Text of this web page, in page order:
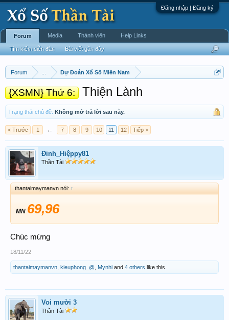
Đăng nhập | Đăng ký
Forum Dự Đoán Xổ Số Miền Nam
{XSMN} Thứ 6: Thiện Lành
Trạng thái chủ đề: Không mở trả lời sau này.
< Trước 1 ← 7 8 9 10 11 12 Tiếp >
Đinh_Hiệppy81
Thần Tài
thantaimaymanvn nói: ↑
MN 69,96
Chúc mừng
18/11/22
thantaimaymanvn kieuphong_@ Mynhi and 4 others like this.
Voi mười 3
Thần Tài
Forum
Tìm kiếm diễn đàn Bài viết gần đây
Media Thành viên Help Links